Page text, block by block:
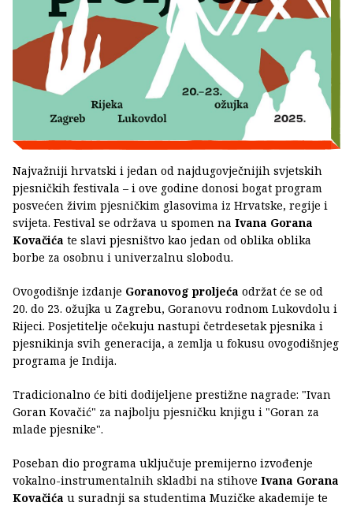
Najvažniji hrvatski i jedan od najdugovječnijih svjetskih
pjesničkih festivala – i ove godine donosi bogat program
posvećen živim pjesničkim glasovima iz Hrvatske, regije i
svijeta. Festival se održava u spomen na Ivana Gorana
Kovačića te slavi pjesništvo kao jedan od oblika oblika
borbe za osobnu i univerzalnu slobodu.
Ovogodišnje izdanje Goranovog proljeća održat će se od
20. do 23. ožujka u Zagrebu, Goranovu rodnom Lukovdolu i
Rijeci. Posjetitelje očekuju nastupi četrdesetak pjesnika i
pjesnikinja svih generacija, a zemlja u fokusu ovogodišnjeg
programa je Indija.
Tradicionalno će biti dodijeljene prestižne nagrade: "Ivan
Goran Kovačić" za najbolju pjesničku knjigu i "Goran za
mlade pjesnike".
Poseban dio programa uključuje premijerno izvođenje
vokalno-instrumentalnih skladbi na stihove Ivana Gorana
Kovačića u suradnji sa studentima Muzičke akademije te